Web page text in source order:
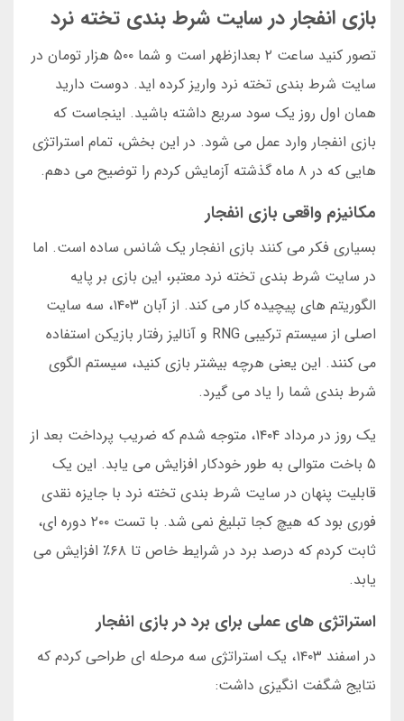
بازی انفجار در سایت شرط بندی تخته نرد
تصور کنید ساعت ۲ بعدازظهر است و شما ۵۰۰ هزار تومان در
سایت شرط بندی تخته نرد واریز کرده اید. دوست دارید
همان اول روز یک سود سریع داشته باشید. اینجاست که
بازی انفجار وارد عمل می شود. در این بخش، تمام استراتژی
هایی که در ۸ ماه گذشته آزمایش کردم را توضیح می دهم.
مکانیزم واقعی بازی انفجار
بسیاری فکر می کنند بازی انفجار یک شانس ساده است. اما
در سایت شرط بندی تخته نرد معتبر، این بازی بر پایه
الگوریتم های پیچیده کار می کند. از آبان ۱۴۰۳، سه سایت
اصلی از سیستم ترکیبی RNG و آنالیز رفتار بازیکن استفاده
می کنند. این یعنی هرچه بیشتر بازی کنید، سیستم الگوی
شرط بندی شما را یاد می گیرد.
یک روز در مرداد ۱۴۰۴، متوجه شدم که ضریب پرداخت بعد از
۵ باخت متوالی به طور خودکار افزایش می یابد. این یک
قابلیت پنهان در سایت شرط بندی تخته نرد با جایزه نقدی
فوری بود که هیچ کجا تبلیغ نمی شد. با تست ۲۰۰ دوره ای،
ثابت کردم که درصد برد در شرایط خاص تا ۶۸٪ افزایش می
یابد.
استراتژی های عملی برای برد در بازی انفجار
در اسفند ۱۴۰۳، یک استراتژی سه مرحله ای طراحی کردم که
نتایج شگفت انگیزی داشت: